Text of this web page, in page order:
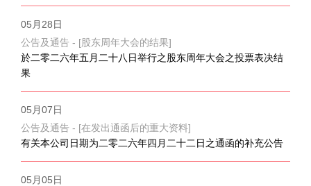
05月28日
公告及通告 - [股东周年大会的结果]
於二零二六年五月二十八日举行之股东周年大会之投票表决结
果
05月07日
公告及通告 - [在发出通函后的重大资料]
有关本公司日期为二零二六年四月二十二日之通函的补充公告
05月05日